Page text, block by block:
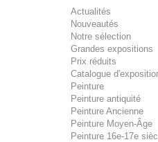
Actualités
Nouveautés
Notre sélection
Grandes expositions
Prix réduits
Catalogue
Peinture
Peinture antiquité
Peinture Ancienne
Peinture Moyen-Âge
Peinture 16e-17e